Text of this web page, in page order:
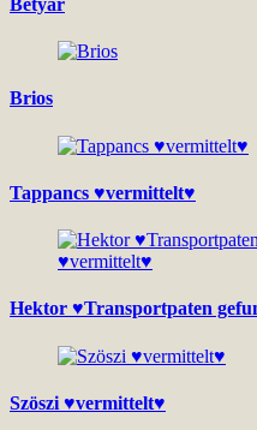
Brios
Tappancs ♥vermittelt♥
Hektor ♥Transportpaten
Szöszi ♥vermittelt♥